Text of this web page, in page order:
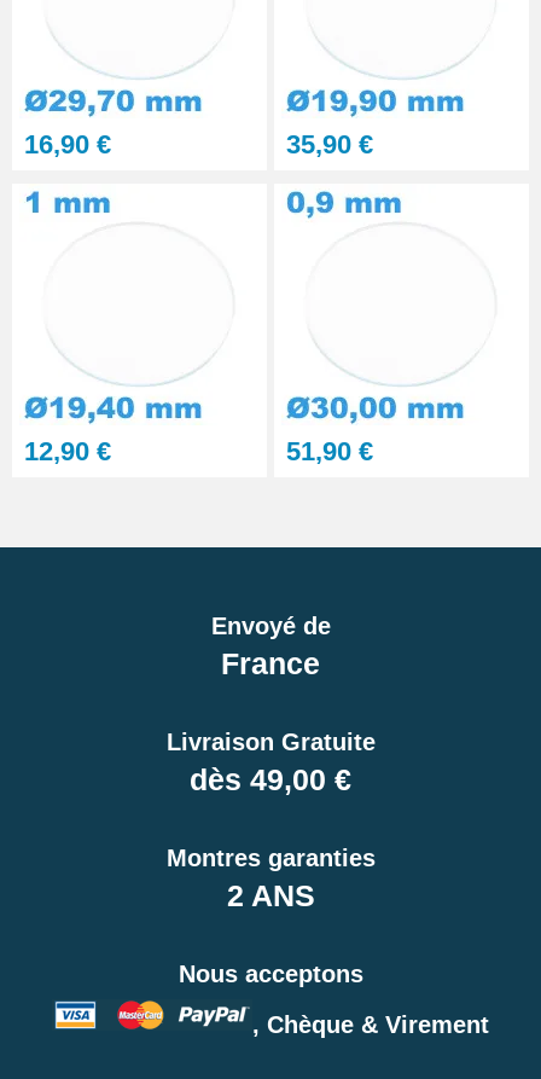
16,90 € 35,90 €
12,90 € 51,90 €
Envoyé de
France
Livraison Gratuite
dès 49,00 €
Montres garanties
2 ANS
Nous acceptons
, Chèque & Virement